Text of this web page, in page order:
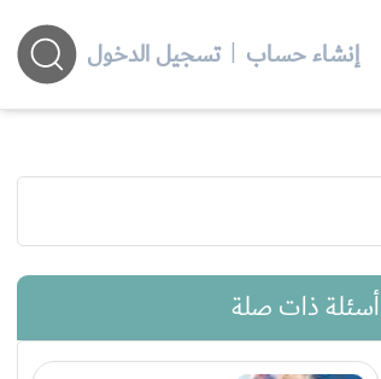
إنشاء حساب | تسجيل الدخول
أسئلة ذات صلة